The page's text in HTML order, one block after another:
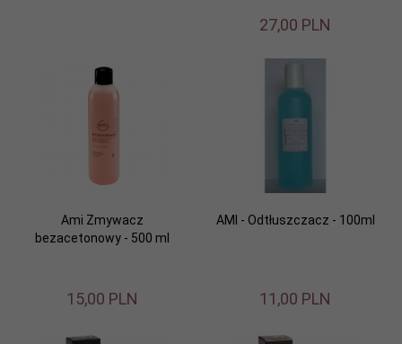
27,00 PLN
Ami Zmywacz
bezacetonowy - 500 ml
15,00 PLN
AMI - Odtłuszczacz - 100ml
11,00 PLN